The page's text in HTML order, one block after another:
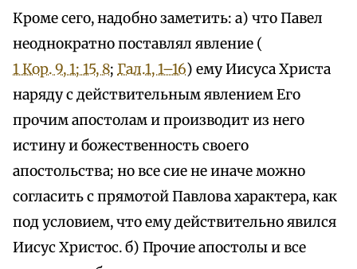
Кроме сего, надобно заметить: а) что Павел
неоднократно поставлял явление (
1 Кор. 9, 1; 15, 8; Гал.1, 1–16) ему Иисуса Христа
наряду с действительным явлением Его
прочим апостолам и производит из него
истину и божественность своего
апостольства; но все сие не иначе можно
согласить с прямотой Павлова характера, как
под условием, что ему действительно явился
Иисус Христос. б) Прочие апостолы и все